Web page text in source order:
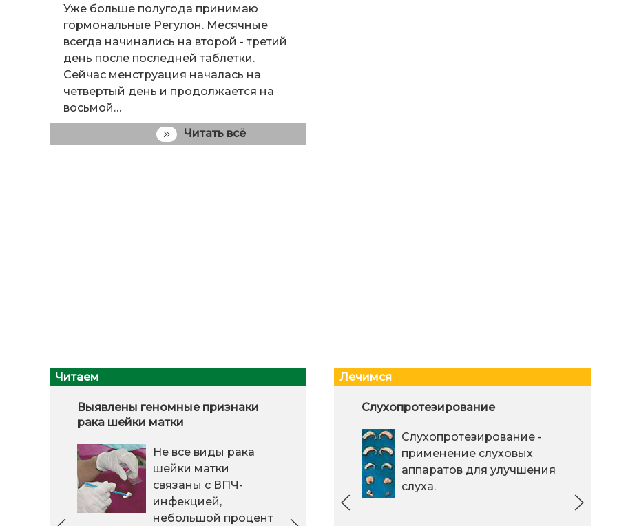
Уже больше полугода принимаю
гормональные Регулон. Месячные
всегда начинались на второй - третий
день после последней таблетки.
Сейчас менструация началась на
четвертый день и продолжается на
восьмой…
Читать всё
Читаем
Выявлены геномные признаки
рака шейки матки
Не все виды рака
шейки матки
связаны с ВПЧ-
инфекцией,
небольшой процент
Варикоцеле и бесплодие. Что
Варикоцеле, или варикозное
расширение вен семенного
канатика, является достаточно
широко распространенным
О
Лечимся
Слухопротезирование
Слухопротезирование -
применение слуховых
аппаратов для улучшения
слуха.